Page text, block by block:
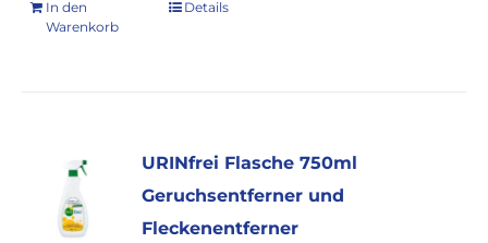
In den
Warenkorb
Details
URINfrei Flasche 750ml
Geruchsentferner und
Fleckenentferner